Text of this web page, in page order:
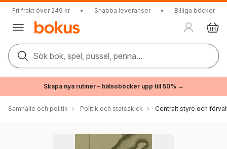
Fri frakt över 249 kr • Snabba leveranser • Billiga böcker
Sök bok, spel, pussel, penna...
Skapa nya rutiner – hälsoböcker upp till 50% →
Samhälle och politik Politik och statsskick Centralt styre och